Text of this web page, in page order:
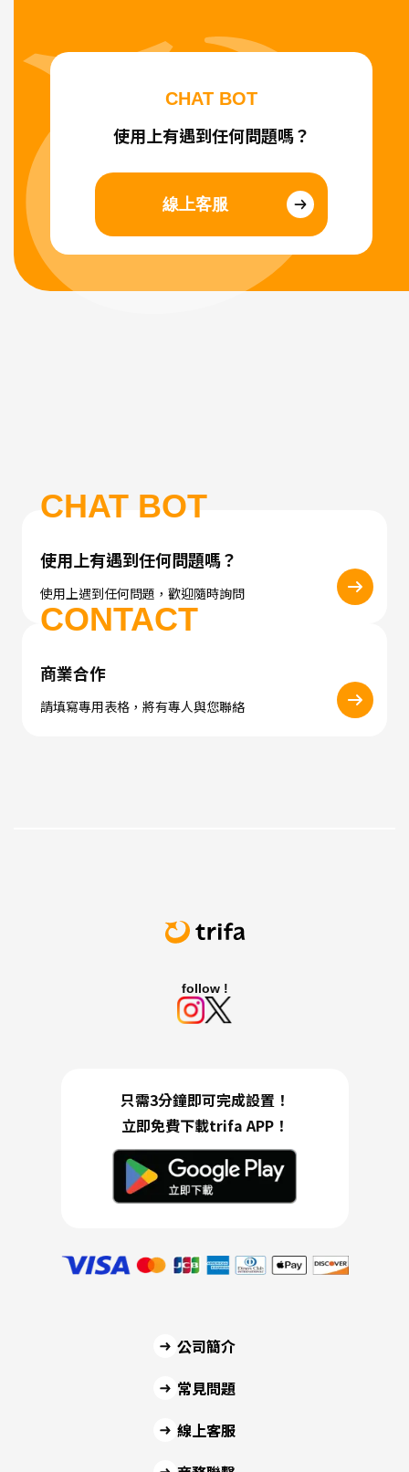
CHAT BOT
使用上有遇到任何問題嗎？
線上客服
CHAT BOT
使用上有遇到任何問題嗎？
使用上遇到任何問題，歡迎隨時詢問
CONTACT
商業合作
請填寫專用表格，將有專人與您聯絡
follow !
只需3分鐘即可完成設置！
立即免費下載trifa APP！
公司簡介
常見問題
線上客服